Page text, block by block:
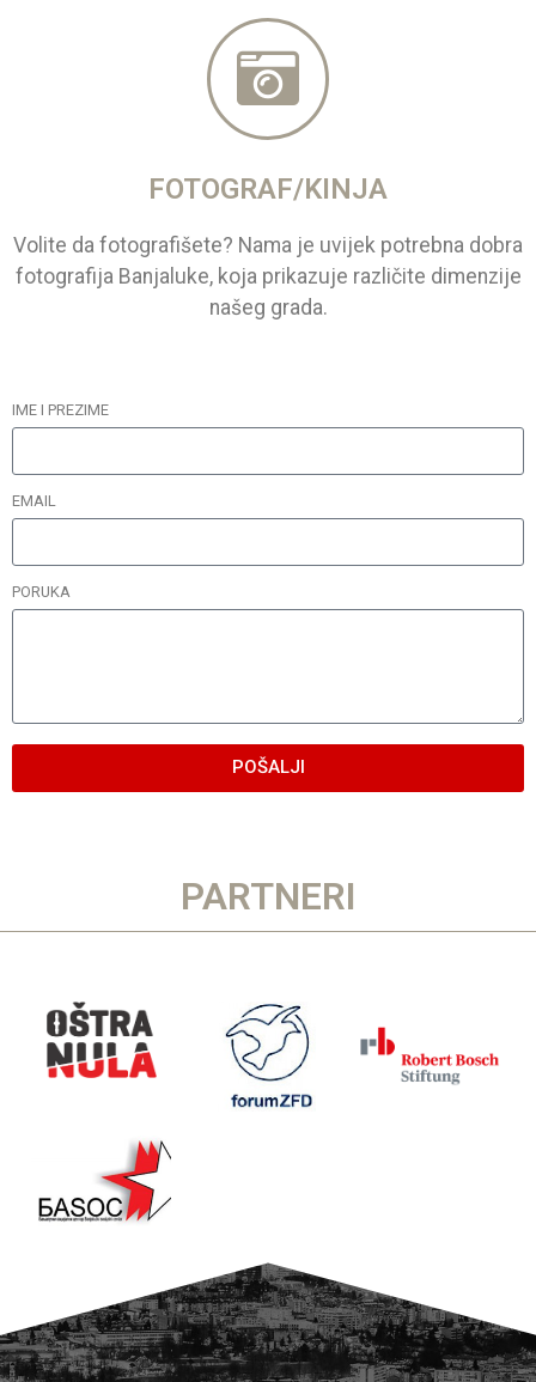
FOTOGRAF/KINJA
Volite da fotografišete? Nama je uvijek potrebna dobra
fotografija Banjaluke, koja prikazuje različite dimenzije
našeg grada.
IME I PREZIME
EMAIL
PORUKA
POŠALJI
PARTNERI